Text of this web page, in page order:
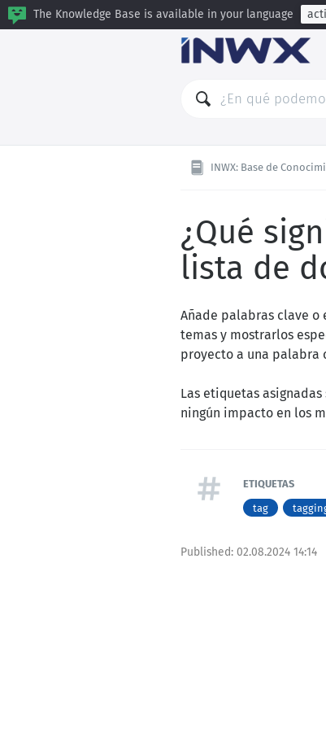
The Knowledge Base is available in your language
INWX: Base de
¿Qué
lista de
Añade palabras clave o
temas y mostrarlos
proyecto a una palabra
Las etiquetas
ningún impacto en los
ETIQUETAS
tag
Published: 02.08.2024 14:14